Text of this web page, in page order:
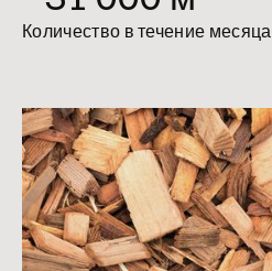
Количество в течение месяца